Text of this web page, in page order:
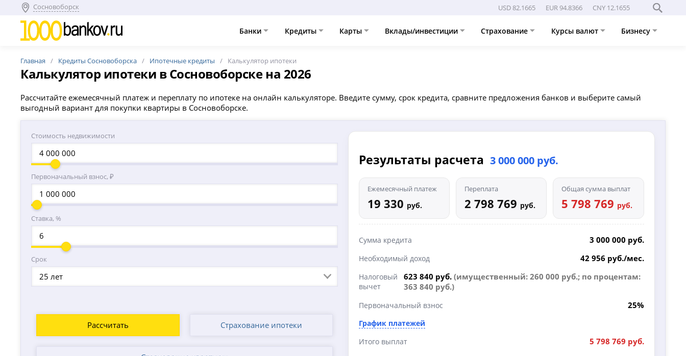
Сосновоборск USD 82.1665 EUR 94.8366 CNY 12.1655
Банки Кредиты Карты Вклады/инвестиции Страхование Курсы валют Бизнесу
Главная Кредиты Сосновоборска Ипотечные кредиты Калькулятор ипотеки
Калькулятор ипотеки в Сосновоборске на 2026
Рассчитайте ежемесячный платеж и переплату по ипотеке на онлайн калькуляторе. Введите сумму, срок кредита, сравните предложения банков и выберите самый
выгодный вариант для покупки квартиры в Сосновоборске.
Стоимость недвижимости
Первоначальный взнос, ₽
Ставка, %
Срок
25 лет
Рассчитать Страхование ипотеки
Результаты расчета 3 000 000 руб.
Ежемесячный платеж
19 330 руб.
Переплата
2 798 769 руб.
Общая сумма выплат
5 798 769 руб.
Сумма кредита 3 000 000 руб.
Необходимый доход 42 956 руб./мес.
Налоговый
вычет
623 840 руб. (имущественный: 260 000 руб.; по процентам:
363 840 руб.)
Первоначальный взнос 25%
График платежей
Итого выплат
5 798 769 руб.